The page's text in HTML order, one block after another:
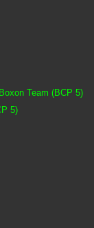
Team (BCP 5)
5)